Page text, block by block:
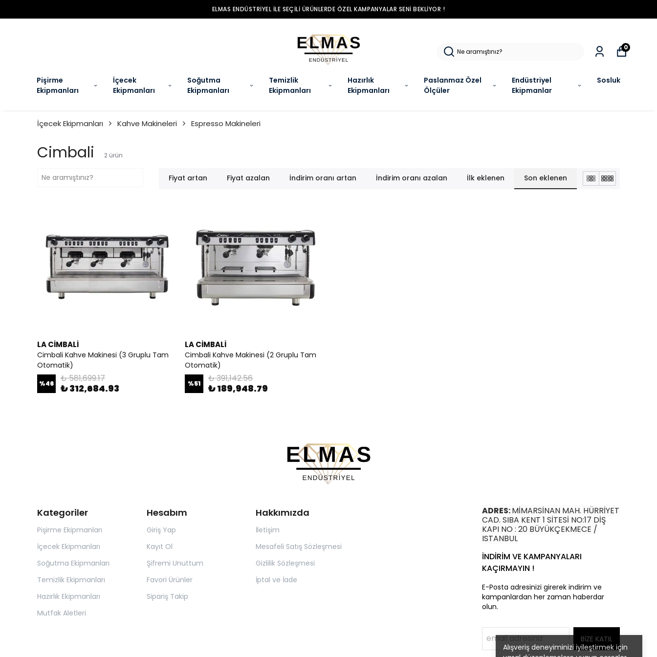
ELMAS ENDÜSTRIYEL ILE SEÇILI ÜRÜNLERDE ÖZEL KAMPANYALAR SENI BEKLIYOR !
Pişirme
Ekipmanları
İçecek
Ekipmanları
Soğutma
Ekipmanları
Temizlik
Ekipmanları
Hazırlık
Ekipmanları
Paslanmaz Özel
Ölçüler
Endüstriyel
Ekipmanlar
Sosluk
0
Alışveriş deneyiminizi iyileştirmek için
İçecek Ekipmanları Kahve Makineleri Espresso Makineleri
Cimbali 2 ürün
Fiyat artan Fiyat azalan İndirim oranı artan İndirim oranı azalan İlk eklenen Son eklenen
LA CİMBALİ
Cimbali Kahve Makinesi (3 Gruplu Tam
Otomatik)
%46 ₺ 581,699.17
₺ 312,684.93
LA CİMBALİ
Cimbali Kahve Makinesi (2 Gruplu Tam
Otomatik)
%51 ₺ 391,142.56
₺ 189,948.79
Kategoriler
Pişirme Ekipmanları
İçecek Ekipmanları
Soğutma Ekipmanları
Temizlik Ekipmanları
Hazırlık Ekipmanları
Mutfak Aletleri
Hesabım
Giriş Yap
Kayıt Ol
Şifremi Unuttum
Favori Ürünler
Sipariş Takip
Hakkımızda
İletişim
Mesafeli Satış Sözleşmesi
Gizlilik Sözleşmesi
İptal ve İade
ADRES:MİMARSİNAN MAH. HÜRRİYET
CAD. SIBA KENT 1 SİTESİ NO:17 DİŞ
KAPI NO : 20 BÜYÜKÇEKMECE /
ISTANBUL
İNDİRİM VE KAMPANYALARI
KAÇIRMAYIN !
E-Posta adresinizi girerek indirim ve
kampanlardan her zaman haberdar
olun.
BİZE KATIL